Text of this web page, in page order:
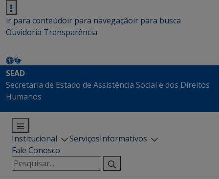
ir para conteúdoir para navegaçãoir para busca
Ouvidoria Transparência
SEAD
Secretaria de Estado de Assistência Social e dos Direitos
Humanos
Institucional ServiçosInformativos
Fale Conosco
Pesquisar
por: